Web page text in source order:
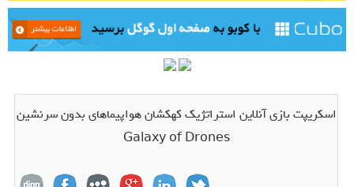
اسکریپت بازی آنلاین استراتژیک کهکشان هواپیماهای بدون سرنشین
Galaxy of Drones